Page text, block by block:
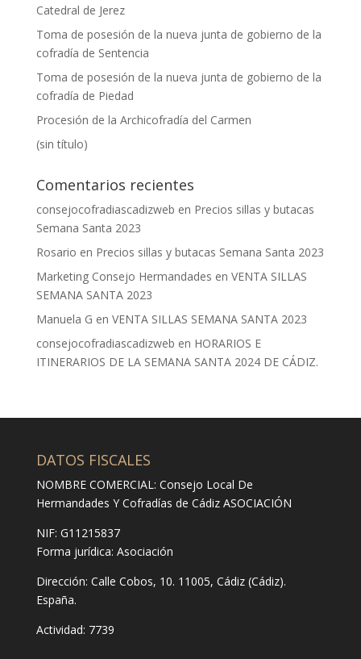
Catedral de Jerez
Toma de posesión de la nueva junta de gobierno de la
cofradía de Sentencia
Toma de posesión de la nueva junta de gobierno de la
cofradía de Piedad
Procesión de la Archicofradía del Carmen
(sin título)
Comentarios recientes
consejocofradiascadizweb en Precios sillas y butacas
Semana Santa 2023
Rosario en Precios sillas y butacas Semana Santa 2023
Marketing Consejo Hermandades en VENTA SILLAS
SEMANA SANTA 2023
Manuela G en VENTA SILLAS SEMANA SANTA 2023
consejocofradiascadizweb en HORARIOS E
ITINERARIOS DE LA SEMANA SANTA 2024 DE CÁDIZ.
DATOS FISCALES
NOMBRE COMERCIAL: Consejo Local De
Hermandades Y Cofradías de Cádiz ASOCIACIÓN
NIF: G11215837
Forma jurídica: Asociación
Dirección: Calle Cobos, 10. 11005, Cádiz (Cádiz).
España.
Actividad: 7739